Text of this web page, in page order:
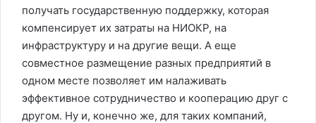
получать государственную поддержку, которая
компенсирует их затраты на НИОКР, на
инфраструктуру и на другие вещи. А еще
совместное размещение разных предприятий в
одном месте позволяет им налаживать
эффективное сотрудничество и кооперацию друг с
другом. Ну и, конечно же, для таких компаний,